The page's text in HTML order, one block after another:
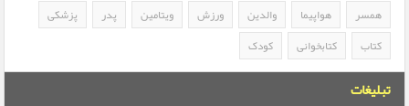
همسر
هواپیما والدین ورزش ویتامین پدر
پزشکی
کتاب
کتابخوانی کودک
تبلیغات